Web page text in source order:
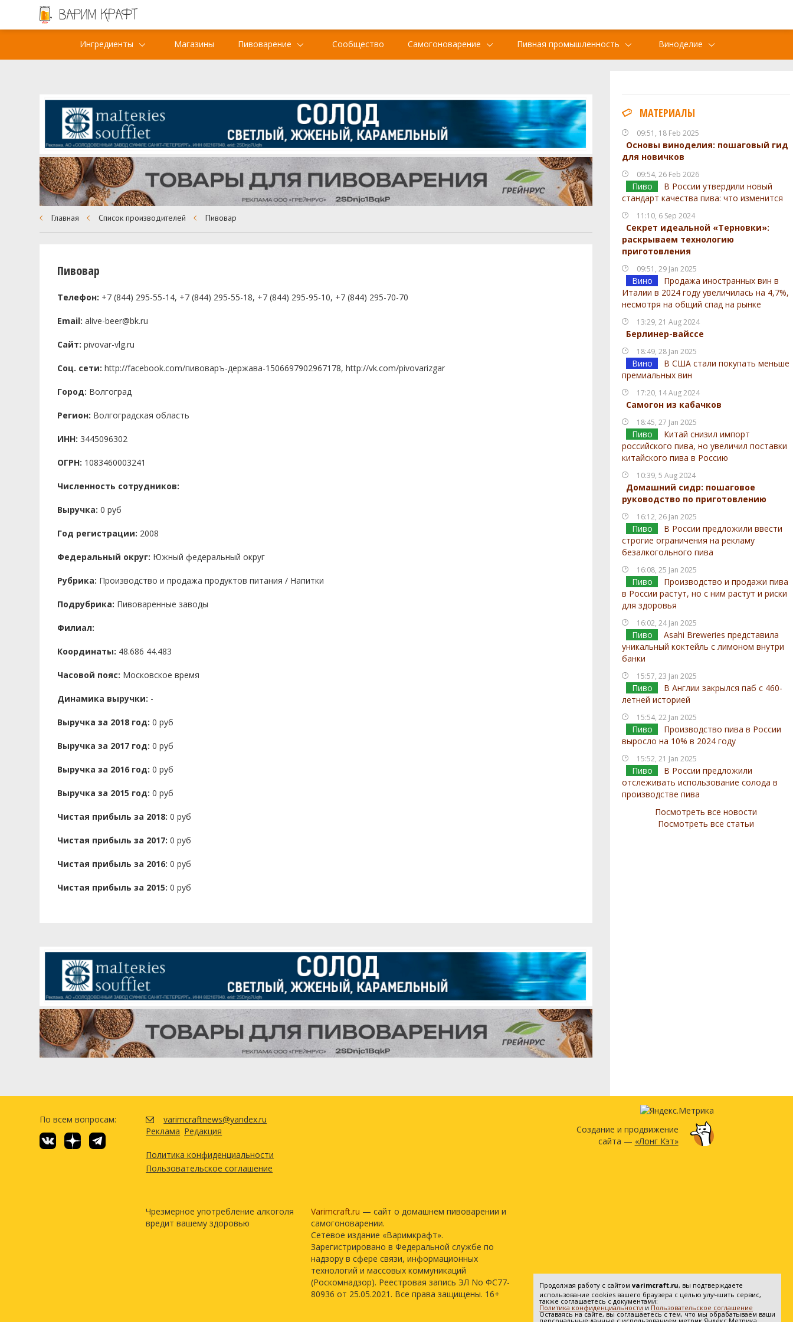
Ингредиенты Магазины Пивоварение Сообщество Самогоноварение Пивная промышленность Виноделие
МАТЕРИАЛЫ
09:51, 18 Feb 2025
Основы виноделия: пошаговый гид
для новичков
09:54, 26 Feb 2026
Пиво
В России утвердили новый
стандарт качества пива: что изменится
11:10, 6 Sep 2024
Секрет идеальной «Терновки»:
раскрываем технологию
приготовления
09:51, 29 Jan 2025
Вино
Продажа иностранных вин в
Италии в 2024 году увеличилась на 4,7%,
несмотря на общий спад на рынке
13:29, 21 Aug 2024
Берлинер-вайссе
18:49, 28 Jan 2025
Вино
В США стали покупать меньше
премиальных вин
17:20, 14 Aug 2024
Самогон из кабачков
18:45, 27 Jan 2025
Пиво
Китай снизил импорт
российского пива, но увеличил поставки
китайского пива в Россию
10:39, 5 Aug 2024
Домашний сидр: пошаговое
руководство по приготовлению
16:12, 26 Jan 2025
Пиво
В России предложили ввести
строгие ограничения на рекламу
безалкогольного пива
16:08, 25 Jan 2025
Пиво
Производство и продажи пива
в России растут, но с ним растут и риски
для здоровья
16:02, 24 Jan 2025
Пиво
Asahi Breweries представила
уникальный коктейль с лимоном внутри
банки
15:57, 23 Jan 2025
Пиво
В Англии закрылся паб с 460-
летней историей
15:54, 22 Jan 2025
Пиво
Производство пива в России
выросло на 10% в 2024 году
15:52, 21 Jan 2025
Пиво
В России предложили
отслеживать использование солода в
производстве пива
Посмотреть все новости
Посмотреть все статьи
Главная Список производителей Пивовар
Пивовар
Телефон: +7 (844) 295-55-14, +7 (844) 295-55-18, +7 (844) 295-95-10, +7 (844) 295-70-70
Email: alive-beer@bk.ru
Сайт: pivovar-vlg.ru
Соц. сети: http://facebook.com/пивоваръ-держава-1506697902967178, http://vk.com/pivovarizgar
Город: Волгоград
Регион: Волгоградская область
ИНН: 3445096302
ОГРН: 1083460003241
Численность сотрудников:
Выручка: 0 руб
Год регистрации: 2008
Федеральный округ: Южный федеральный округ
Рубрика: Производство и продажа продуктов питания / Напитки
Подрубрика: Пивоваренные заводы
Филиал:
Координаты: 48.686 44.483
Часовой пояс: Московское время
Динамика выручки: -
Выручка за 2018 год: 0 руб
Выручка за 2017 год: 0 руб
Выручка за 2016 год: 0 руб
Выручка за 2015 год: 0 руб
Чистая прибыль за 2018: 0 руб
Чистая прибыль за 2017: 0 руб
Чистая прибыль за 2016: 0 руб
Чистая прибыль за 2015: 0 руб
По всем вопросам:
varimcraftnews@yandex.ru
Реклама Редакция
Политика конфиденциальности
Пользовательское соглашение
Чрезмерное употребление алкоголя
вредит вашему здоровью
Varimcraft.ru — сайт о домашнем пивоварении и
самогоноварении.
Сетевое издание «Варимкрафт».
Зарегистрировано в Федеральной службе по
надзору в сфере связи, информационных
технологий и массовых коммуникаций
(Роскомнадзор). Реестровая запись ЭЛ No ФС77-
80936 от 25.05.2021. Все права защищены. 16+
Создание и продвижение
сайта — «Лонг Кэт»
Продолжая работу с сайтом varimcraft.ru, вы подтверждаете
использование cookies вашего браузера с целью улучшить сервис,
также соглашаетесь с документами:
Политика конфиденциальности и Пользовательское соглашение
Оставаясь на сайте, вы соглашаетесь с тем, что мы обрабатываем ваши